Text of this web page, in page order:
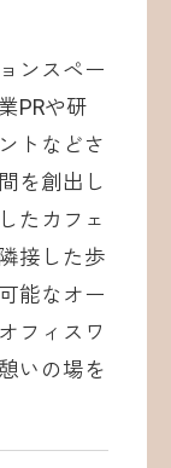
ンスペー
PRや研
トなどさ
を創出し
たカフェ
接した歩
能なオー
フィスワ
いの場を